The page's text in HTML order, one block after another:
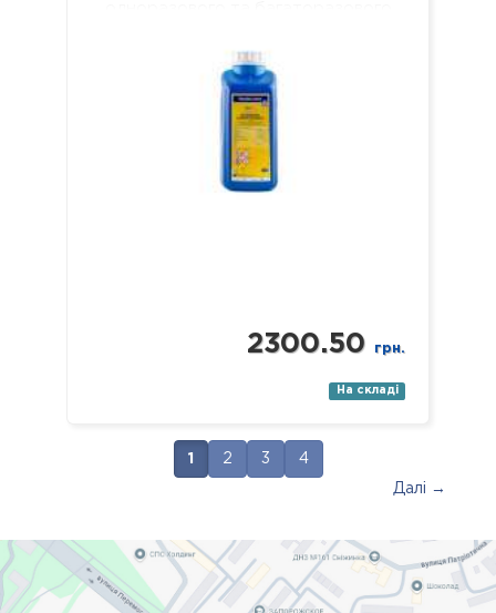
стоматологічні (в т.ч. ендодонтичні
та обертові з…
2300.50 грн.
На складі
1 2 3 4
Далі →